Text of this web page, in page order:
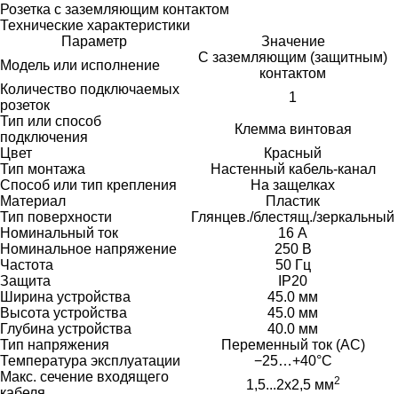
Розетка с заземляющим контактом
Технические характеристики
Параметр
Значение
Модель или исполнение
С заземляющим (защитным)
контактом
Количество подключаемых
розеток
1
Тип или способ
подключения
Клемма винтовая
Цвет
Красный
Тип монтажа
Настенный кабель-канал
Способ или тип крепления
На защелках
Материал
Пластик
Тип поверхности
Глянцев./блестящ./зеркальный
Номинальный ток
16 А
Номинальное напряжение
250 В
Частота
50 Гц
Защита
IP20
Ширина устройства
45.0 мм
Высота устройства
45.0 мм
Глубина устройства
40.0 мм
Тип напряжения
Переменный ток (AC)
Температура эксплуатации
−25…+40°C
Макс. сечение входящего
1,5...2х2,5 мм2